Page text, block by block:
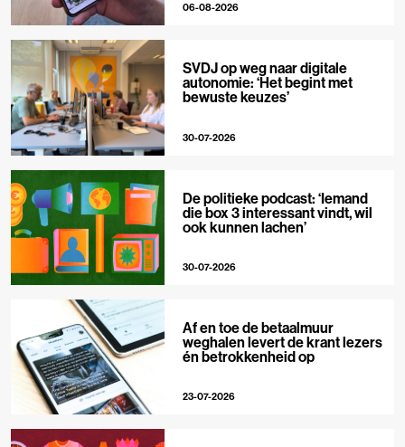
06-08-2026
SVDJ op weg naar digitale
autonomie: ‘Het begint met
bewuste keuzes’
30-07-2026
De politieke podcast: ‘Iemand
die box 3 interessant vindt, wil
ook kunnen lachen’
30-07-2026
Af en toe de betaalmuur
weghalen levert de krant lezers
én betrokkenheid op
23-07-2026